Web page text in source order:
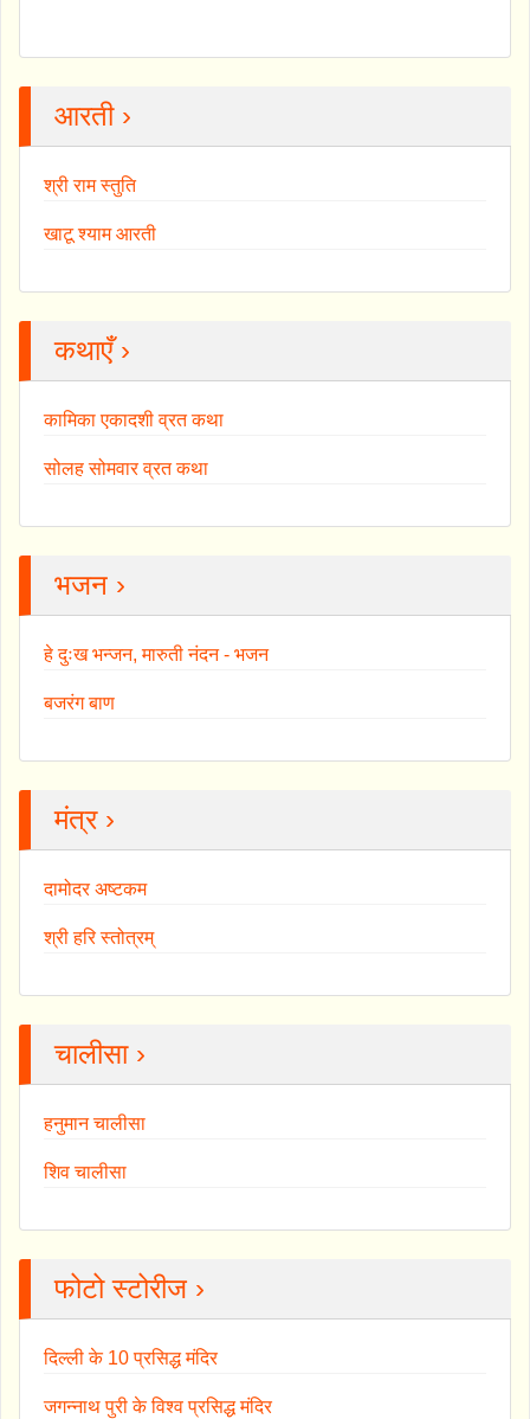
आरती ›
श्री राम स्तुति
खाटू श्याम आरती
कथाएँ ›
कामिका एकादशी व्रत कथा
सोलह सोमवार व्रत कथा
भजन ›
हे दुःख भन्जन, मारुती नंदन - भजन
बजरंग बाण
मंत्र ›
दामोदर अष्टकम
श्री हरि स्तोत्रम्
चालीसा ›
हनुमान चालीसा
शिव चालीसा
फोटो स्टोरीज ›
दिल्ली के 10 प्रसिद्ध मंदिर
जगन्नाथ पुरी के विश्व प्रसिद्ध मंदिर